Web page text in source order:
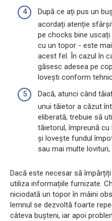
După ce ați pus un
acordați atenție
pe chocks bine
cu un topor - este
acest fel. În cazul în
găsesc adesea pe
lovești conform
Dacă, atunci când
unui tăietor a căzut
eliberată, trebuie să
tăietorul, împreună
și lovește fundul
sau mai multe
Dacă este necesar să
utiliza informațiile furnizate.
niciodată un topor în mâini
lemnul se dezvoltă foarte
câteva bușteni, iar apoi